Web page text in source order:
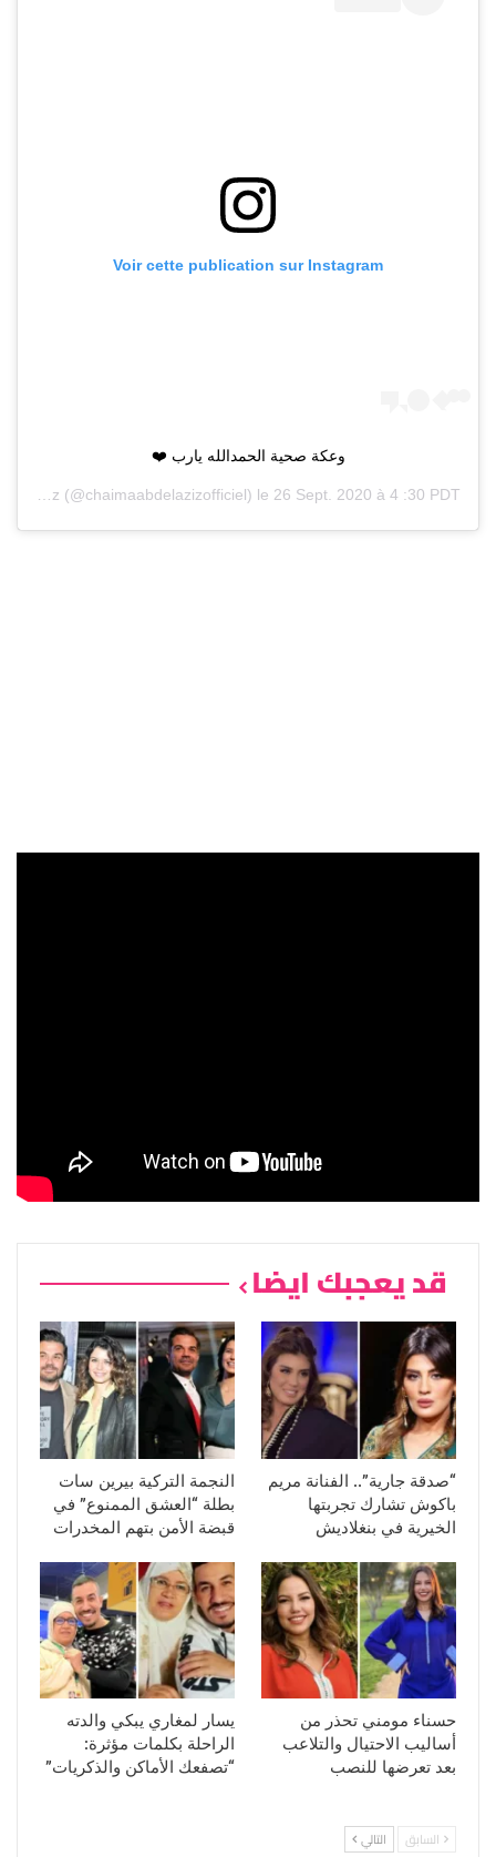
Voir cette publication sur Instagram
وعكة صحية الحمدالله يارب ❤️
Chaimae Abdelaziz (@chaimaabdelazizofficiel) le 26 Sept. 2020 à 4 :30 PDT
قد يعجبك ايضا
“صدقة جارية”.. الفنانة مريم
باكوش تشارك تجربتها
الخيرية في بنغلاديش
النجمة التركية بيرين سات
بطلة “العشق الممنوع” في
قبضة الأمن بتهم المخدرات
حسناء مومني تحذر من
أساليب الاحتيال والتلاعب
بعد تعرضها للنصب
يسار لمغاري يبكي والدته
الراحلة بكلمات مؤثرة:
“تصفعك الأماكن والذكريات”
السابق التالي